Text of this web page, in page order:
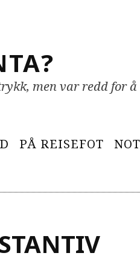
men var redd for
PÅ REISEFOT